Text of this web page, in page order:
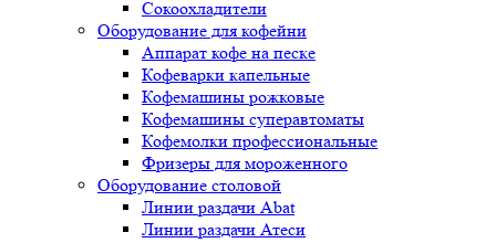
Сокоохладители
Оборудование для кофейни
Аппарат кофе на песке
Кофеварки капельные
Кофемашины рожковые
Кофемашины суперавтоматы
Кофемолки профессиональные
Фризеры для мороженного
Оборудование столовой
Линии раздачи Abat
Линии раздачи Атеси